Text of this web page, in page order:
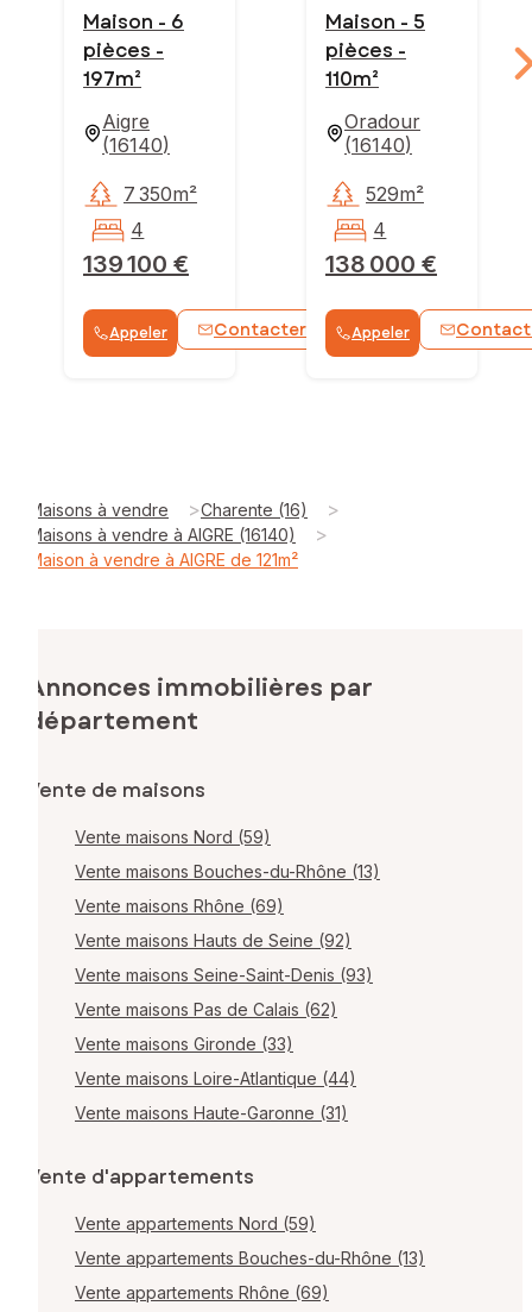
Maison - 6
pièces -
197m²
Aigre
(16140)
139 100 €
7 350m²
4
Appeler Contacter WhatsApp
Maison - 5
pièces -
110m²
Oradour
(16140)
138 000 €
529m²
4
Appeler
Maisons à vendre >Charente (16) >
Maisons à vendre à AIGRE (16140) >
Maison à vendre à AIGRE de 121m²
Annonces immobilières par
département
Vente de maisons
Vente maisons Nord (59)
Vente maisons Bouches-du-Rhône (13)
Vente maisons Rhône (69)
Vente maisons Hauts de Seine (92)
Vente maisons Seine-Saint-Denis (93)
Vente maisons Pas de Calais (62)
Vente maisons Gironde (33)
Vente maisons Loire-Atlantique (44)
Vente maisons Haute-Garonne (31)
Vente d'appartements
Vente appartements Nord (59)
Vente appartements Bouches-du-Rhône (13)
Vente appartements Rhône (69)